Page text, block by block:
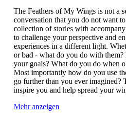
The Feathers of My Wings is not a
conversation that you do not want
collection of stories with
to challenge your perspective and
experiences in a different light.
or bad - what do you do with
your goals? What do you do when
Most importantly how do you use
go further than you ever imagined?
inspire you and help spread your
Mehr anzeigen